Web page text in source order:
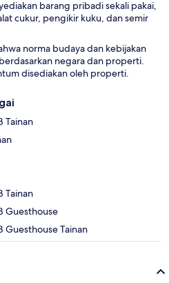
barang pribadi sekali pakai,
cukur, pengikir kuku, dan semir
norma budaya dan kebijakan
negara dan properti.
disediakan oleh properti.
Tainan
Tainan
Guesthouse
Guesthouse Tainan